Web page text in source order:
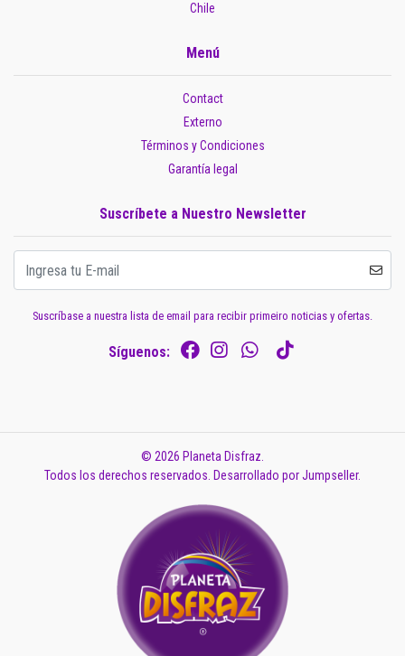
Chile
Menú
Contact
Externo
Términos y Condiciones
Garantía legal
Suscríbete a Nuestro Newsletter
Suscríbase a nuestra lista de email para recibir primeiro noticias y ofertas.
Síguenos:
© 2026 Planeta Disfraz.
Todos los derechos reservados. Desarrollado por Jumpseller.